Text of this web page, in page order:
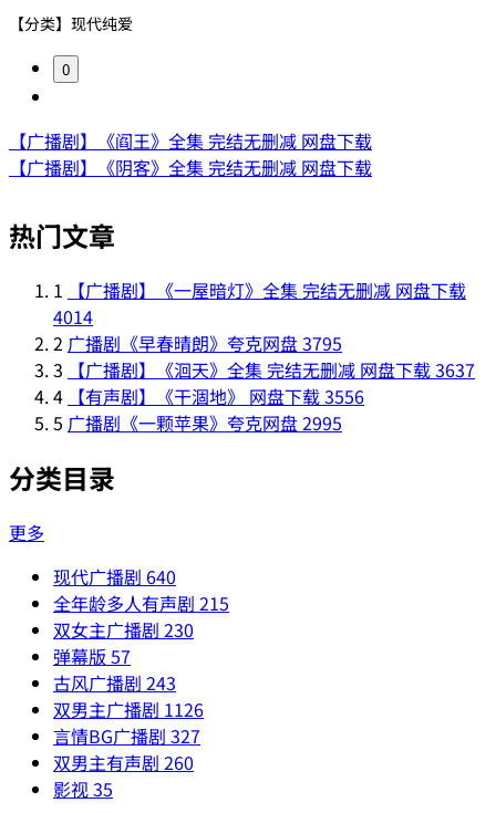
【分类】现代纯爱
0
【广播剧】《阎王》全集 完结无删减 网盘下载
【广播剧】《阴客》全集 完结无删减 网盘下载
热门文章
1
【广播剧】《一屋暗灯》全集 完结无删减 网盘下载
4014
2 广播剧《早春晴朗》夸克网盘3795
3
【广播剧】《洄天》全集 完结无删减 网盘下载3637
4 【有声剧】《干涸地》 网盘下载3556
5 广播剧《一颗苹果》夸克网盘2995
分类目录
更多
现代广播剧 640
全年龄多人有声剧 215
双女主广播剧 230
弹幕版 57
古风广播剧 243
双男主广播剧 1126
言情BG广播剧 327
双男主有声剧 260
影视35